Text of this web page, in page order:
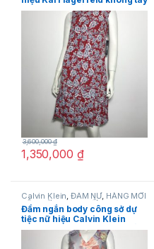
màu đỏ họa tiết hoa size 2
chính hãng
1,350,000 ₫
3,600,000₫
Calvin Klein,ĐẦM NỮ, HÀNG MỚI
VỀ, THỜI TRANG NỮ
Đầm ngắn body công sở dự
tiệc nữ hiệu Calvin Klein
không tay màu xám họa tiết
hoa nhiều màu size 6 chính